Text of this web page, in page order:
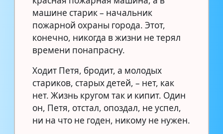
машине старик – начальник
пожарной охраны города. Этот,
конечно, никогда в жизни не терял
времени понапрасну.
Ходит Петя, бродит, а молодых
стариков, старых детей, – нет, как
нет. Жизнь кругом так и кипит. Один
он, Петя, отстал, опоздал, не успел,
ни на что не годен, никому не нужен.